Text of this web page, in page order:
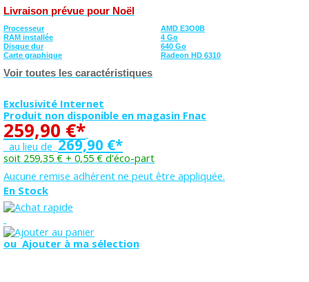
Livraison prévue pour Noël
Processeur
AMD E3O0B
RAM installée
4 Go
Disque dur
640 Go
Carte graphique
Radeon HD 6310
Voir toutes les caractéristiques
Exclusivité Internet
Produit non disponible en magasin Fnac
259,90 €*
au lieu de 269,90 €*
soit 259,35 € + 0,55 € d'éco-part
Aucune remise adhérent ne peut être appliquée.
En Stock
ou Ajouter à ma sélection